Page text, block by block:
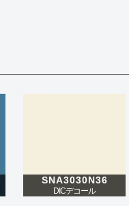
SNA3030N36
DICデコール